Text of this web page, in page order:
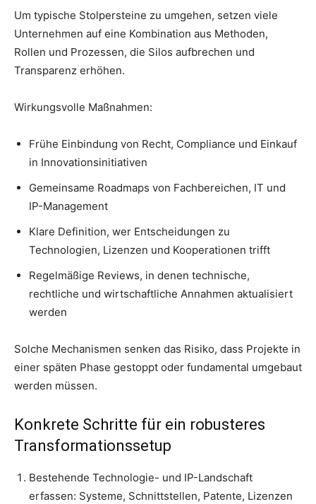
Um typische Stolpersteine zu umgehen, setzen viele
Unternehmen auf eine Kombination aus Methoden,
Rollen und Prozessen, die Silos aufbrechen und
Transparenz erhöhen.
Wirkungsvolle Maßnahmen:
Frühe Einbindung von Recht, Compliance und Einkauf
in Innovationsinitiativen
Gemeinsame Roadmaps von Fachbereichen, IT und
IP-Management
Klare Definition, wer Entscheidungen zu
Technologien, Lizenzen und Kooperationen trifft
Regelmäßige Reviews, in denen technische,
rechtliche und wirtschaftliche Annahmen aktualisiert
werden
Solche Mechanismen senken das Risiko, dass Projekte in
einer späten Phase gestoppt oder fundamental umgebaut
werden müssen.
Konkrete Schritte für ein robusteres
Transformationssetup
Bestehende Technologie- und IP-Landschaft
erfassen: Systeme, Schnittstellen, Patente, Lizenzen